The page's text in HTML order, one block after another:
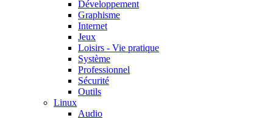
Développement
Graphisme
Internet
Jeux
Loisirs - Vie pratique
Système
Professionnel
Sécurité
Outils
Linux
Audio